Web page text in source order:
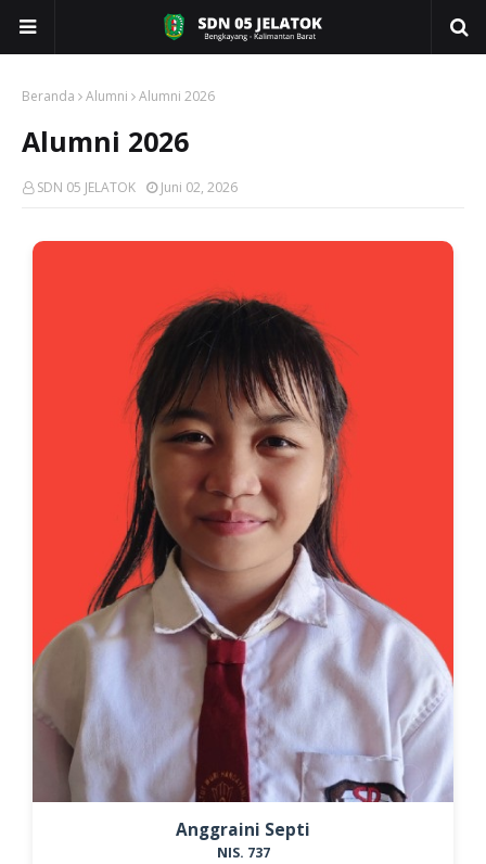
Beranda Alumni Alumni 2026
Alumni 2026
SDN 05 JELATOK Juni 02, 2026
Anggraini Septi
NIS. 737